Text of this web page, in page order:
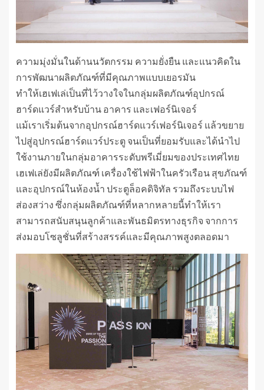
ความมุ่งมั่นในด้านนวัตกรรม ความยั่งยืน และแนวคิดใน
การพัฒนาผลิตภัณฑ์ที่มีคุณภาพแบบเยอรมัน
ทำให้เฮเฟเล่เป็นที่ไว้วางใจในกลุ่มผลิตภัณฑ์อุปกรณ์
ฮาร์ดแวร์สำหรับบ้าน อาคาร และเฟอร์นิเจอร์
แม้เราเริ่มต้นจากอุปกรณ์ฮาร์ดแวร์เฟอร์นิเจอร์ แล้วขยาย
ไปสู่อุปกรณ์ฮาร์ดแวร์ประตู จนเป็นที่ยอมรับและได้นำไป
ใช้งานภายในกลุ่มอาคารระดับพรีเมี่ยมของประเทศไทย
เฮเฟเล่ยังมีผลิตภัณฑ์ เครื่องใช้ไฟฟ้าในครัวเรือน สุขภัณฑ์
และอุปกรณ์ในห้องน้ำ ประตูล็อคดิจิทัล รวมถึงระบบไฟ
ส่องสว่าง ซึ่งกลุ่มผลิตภัณฑ์ที่หลากหลายนี้ทำให้เรา
สามารถสนับสนุนลูกค้าและพันธมิตรทางธุรกิจ จากการ
ส่งมอบโซลูชั่นที่สร้างสรรค์และมีคุณภาพสูงตลอดมา